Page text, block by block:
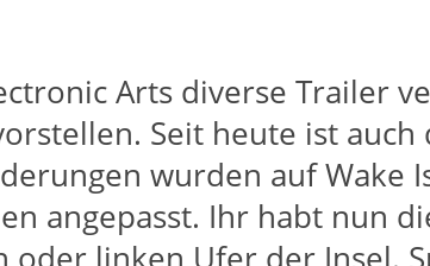
Arts diverse Trailer
Seit heute ist
wurden auf
angepasst. Ihr habt nun